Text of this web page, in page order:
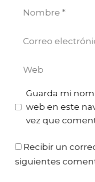
Nombre
Correo
Web
Guarda mi
web en este
vez que
Recibir un
siguientes